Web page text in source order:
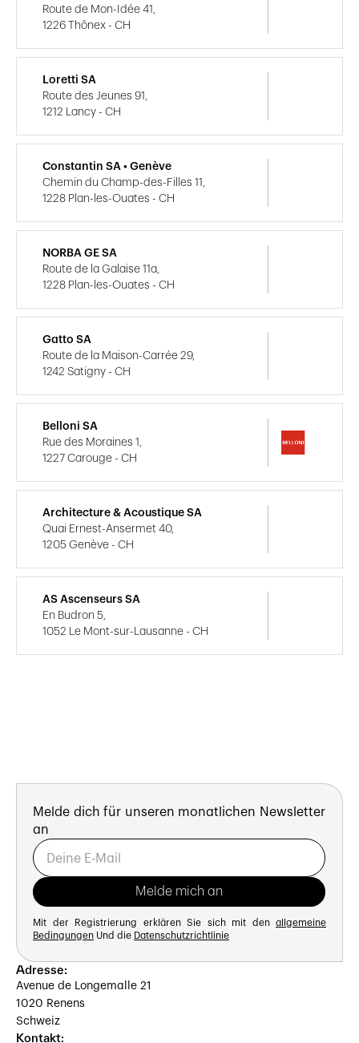
Route de Mon-Idée 41,
1226 Thônex - CH
Loretti SA
Route des Jeunes 91,
1212 Lancy - CH
Constantin SA • Genève
Chemin du Champ-des-Filles 11,
1228 Plan-les-Ouates - CH
NORBA GE SA
Route de la Galaise 11a,
1228 Plan-les-Ouates - CH
Gatto SA
Route de la Maison-Carrée 29,
1242 Satigny - CH
Belloni SA
Rue des Moraines 1,
1227 Carouge - CH
Architecture & Acoustique SA
Quai Ernest-Ansermet 40,
1205 Genève - CH
AS Ascenseurs SA
En Budron 5,
1052 Le Mont-sur-Lausanne - CH
Melde dich für unseren monatlichen Newsletter
an
Mit der Registrierung erklären Sie sich mit den allgemeine
Bedingungen Und die Datenschutzrichtlinie
Adresse:
Avenue de Longemalle 21
1020 Renens
Schweiz
Kontakt: